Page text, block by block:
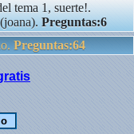
tema 1, suerte!.
Preguntas:6
Preguntas:64